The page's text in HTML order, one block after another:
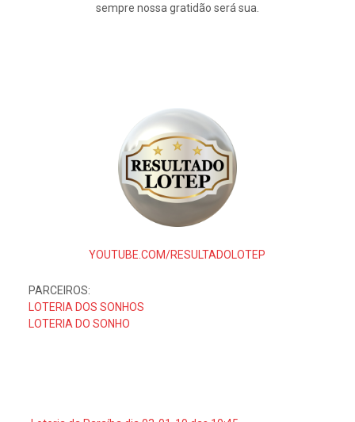
sempre nossa gratidão será sua.
YOUTUBE.COM/RESULTADOLOTEP
PARCEIROS:
LOTERIA DOS SONHOS
LOTERIA DO SONHO